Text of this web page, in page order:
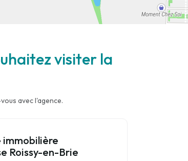
visiter la
avec l'agence.
immobilière
Roissy-en-Brie